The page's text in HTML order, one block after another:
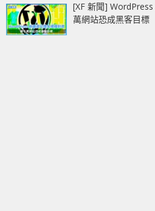
[XF 新聞]
萬網站恐成黑客目標